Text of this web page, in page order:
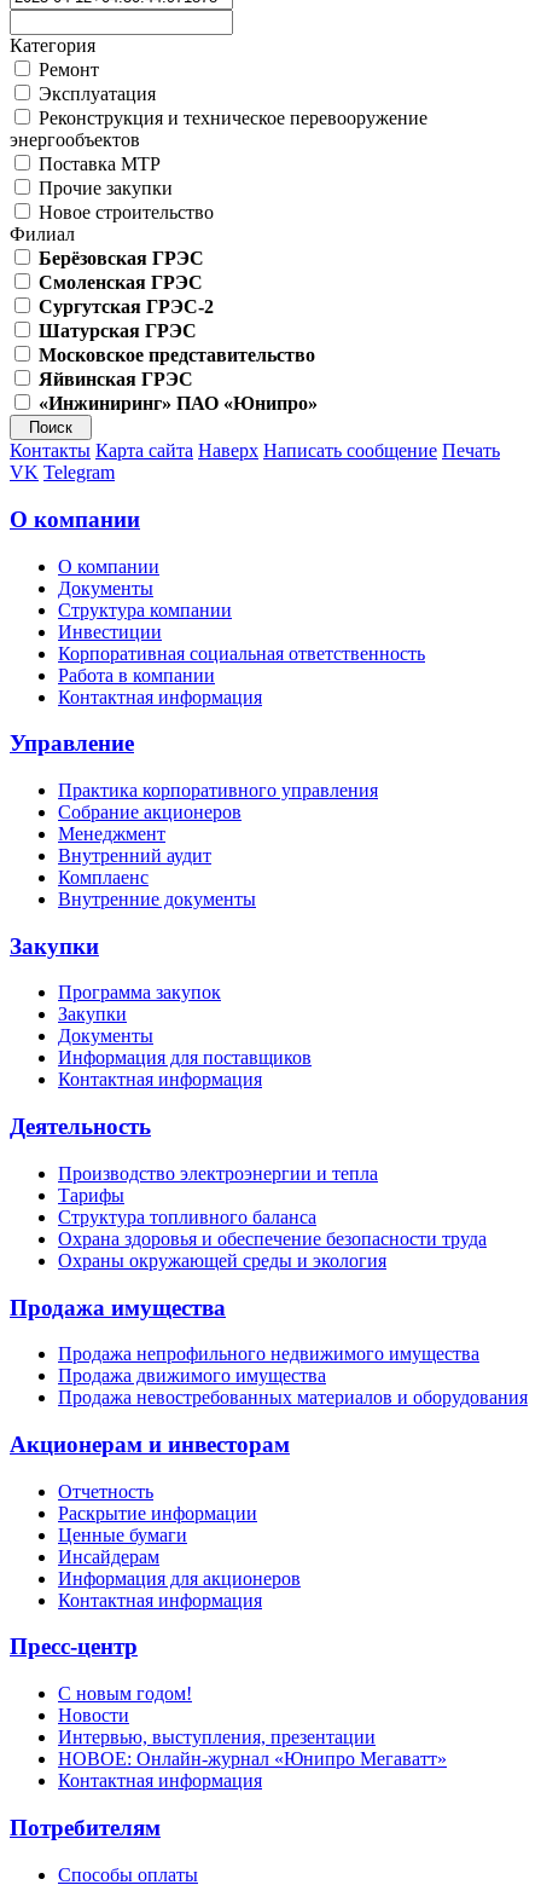
Категория
Ремонт
Эксплуатация
Реконструкция и техническое перевооружение
энергообъектов
Поставка МТР
Прочие закупки
Новое строительство
Филиал
Берёзовская ГРЭС
Смоленская ГРЭС
Сургутская ГРЭС-2
Шатурская ГРЭС
Московское представительство
Яйвинская ГРЭС
«Инжиниринг» ПАО «Юнипро»
Контакты Карта сайта Наверх Написать сообщение Печать
VK Telegram
О компании
О компании
Документы
Структура компании
Инвестиции
Корпоративная социальная ответственность
Работа в компании
Контактная информация
Управление
Практика корпоративного управления
Собрание акционеров
Менеджмент
Внутренний аудит
Комплаенс
Внутренние документы
Закупки
Программа закупок
Закупки
Документы
Информация для поставщиков
Контактная информация
Деятельность
Производство электроэнергии и тепла
Тарифы
Структура топливного баланса
Охрана здоровья и обеспечение безопасности труда
Охраны окружающей среды и экология
Продажа имущества
Продажа непрофильного недвижимого имущества
Продажа движимого имущества
Продажа невостребованных материалов и оборудования
Акционерам и инвесторам
Отчетность
Раскрытие информации
Ценные бумаги
Инсайдерам
Информация для акционеров
Контактная информация
Пресс-центр
С новым годом!
Новости
Интервью, выступления, презентации
НОВОЕ: Онлайн-журнал «Юнипро Мегаватт»
Контактная информация
Потребителям
Способы оплаты